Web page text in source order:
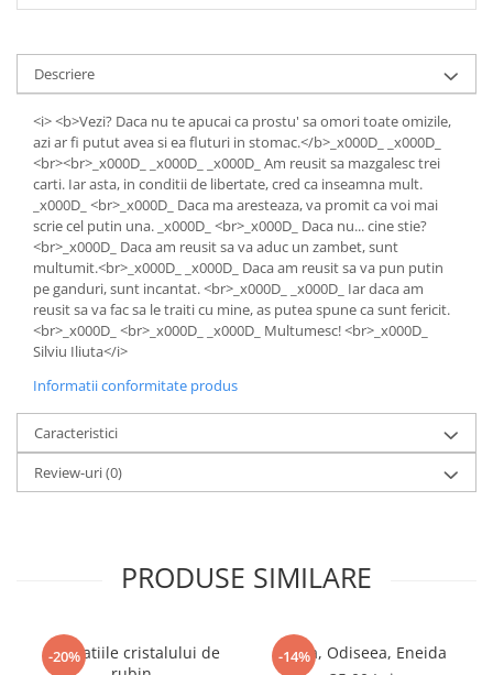
Descriere
<i> <b>Vezi? Daca nu te apucai ca prostu' sa omori toate omizile,
azi ar fi putut avea si ea fluturi in stomac.</b>_x000D_ _x000D_
<br><br>_x000D_ _x000D_ _x000D_ Am reusit sa mazgalesc trei
carti. Iar asta, in conditii de libertate, cred ca inseamna mult.
_x000D_ <br>_x000D_ Daca ma aresteaza, va promit ca voi mai
scrie cel putin una. _x000D_ <br>_x000D_ Daca nu... cine stie?
<br>_x000D_ Daca am reusit sa va aduc un zambet, sunt
multumit.<br>_x000D_ _x000D_ Daca am reusit sa va pun putin
pe ganduri, sunt incantat. <br>_x000D_ _x000D_ Iar daca am
reusit sa va fac sa le traiti cu mine, as putea spune ca sunt fericit.
<br>_x000D_ <br>_x000D_ _x000D_ Multumesc! <br>_x000D_
Silviu Iliuta</i>
Informatii conformitate produs
Caracteristici
Review-uri(0)
PRODUSE SIMILARE
-20%
Revelatiile cristalului de
-14%
Iliada, Odiseea, Eneida